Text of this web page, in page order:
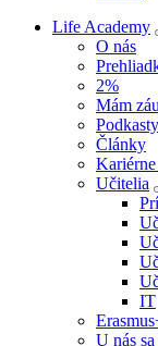
Life Academy
O nás
2%
Mám
Podkasty
Články
Učitelia
IT
U nás